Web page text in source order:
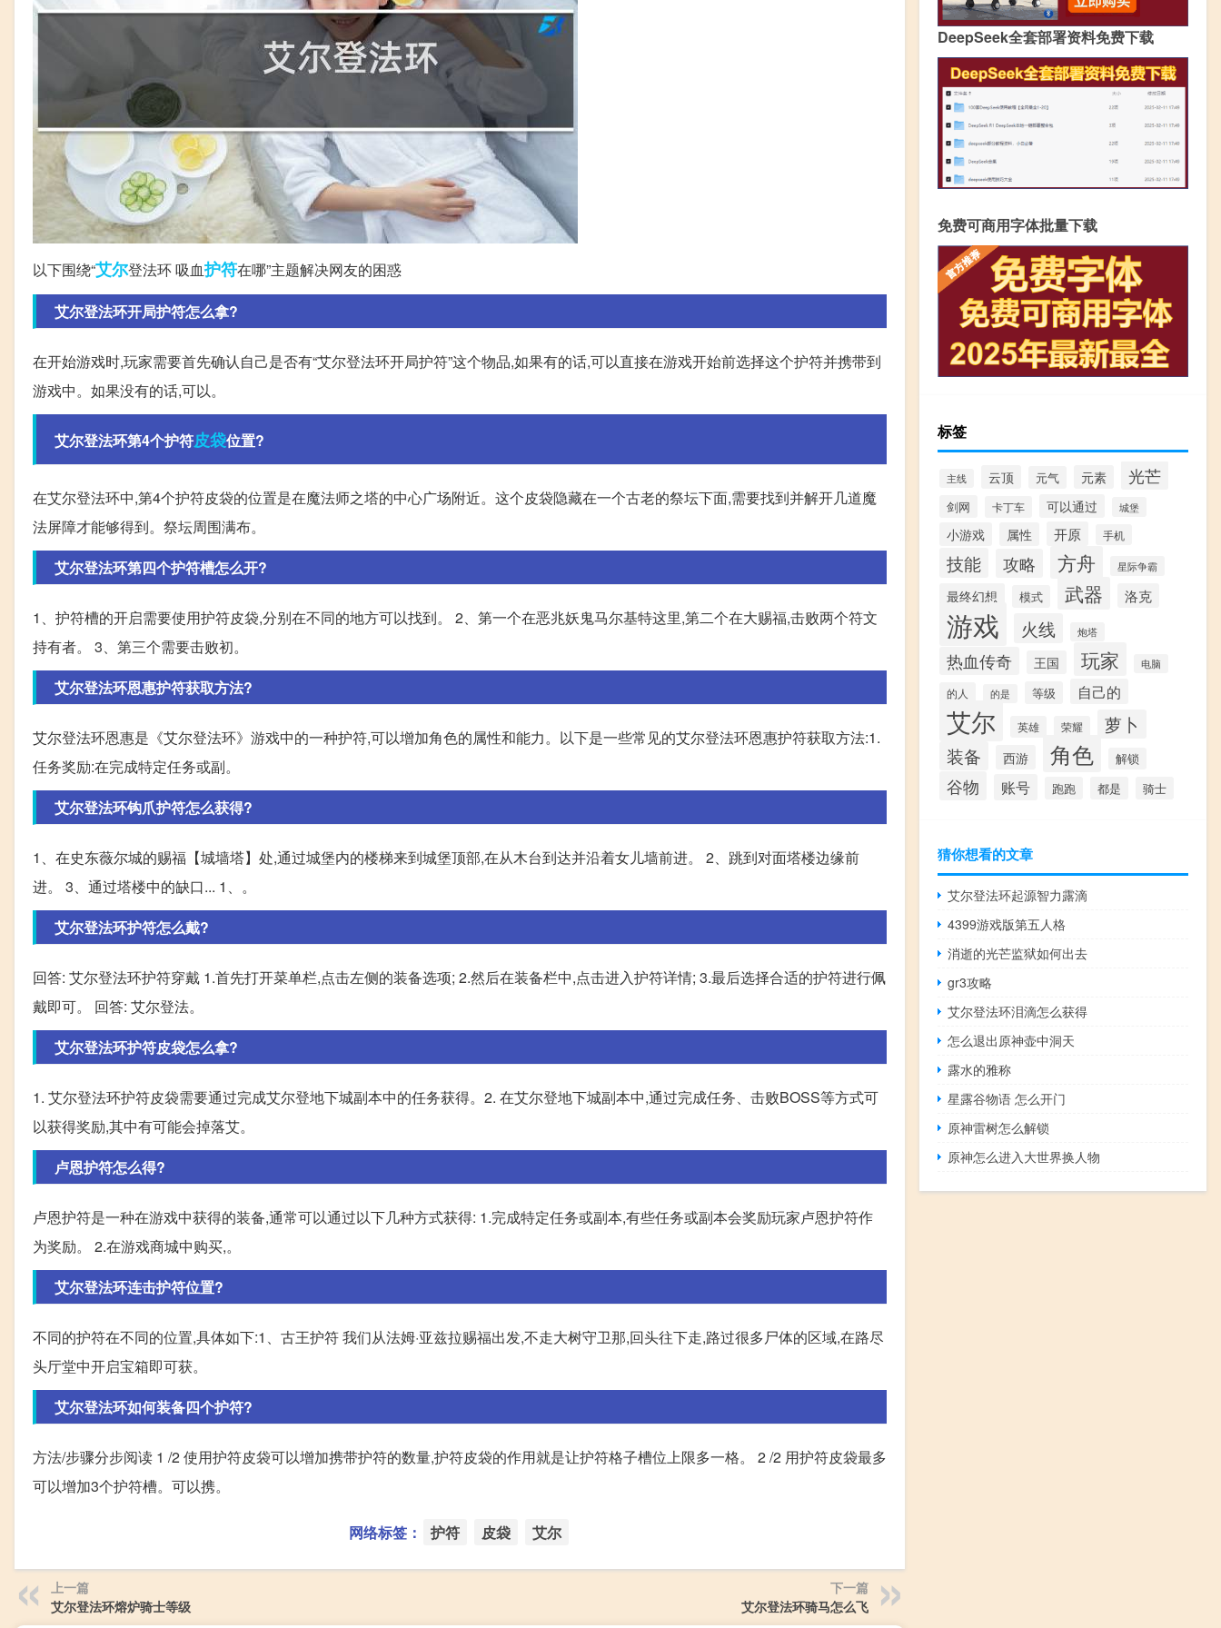
以下围绕“艾尔登法环 吸血护符在哪”主题解决网友的困惑
艾尔登法环开局护符怎么拿?
在开始游戏时,玩家需要首先确认自己是否有“艾尔登法环开局护符”这个物品,如果有的话,可以直接在游戏开始前选择这个护符并携带到
游戏中。如果没有的话,可以。
艾尔登法环第4个护符皮袋位置?
在艾尔登法环中,第4个护符皮袋的位置是在魔法师之塔的中心广场附近。这个皮袋隐藏在一个古老的祭坛下面,需要找到并解开几道魔
法屏障才能够得到。祭坛周围满布。
艾尔登法环第四个护符槽怎么开?
1、护符槽的开启需要使用护符皮袋,分别在不同的地方可以找到。 2、第一个在恶兆妖鬼马尔基特这里,第二个在大赐福,击败两个符文
持有者。 3、第三个需要击败初。
艾尔登法环恩惠护符获取方法?
艾尔登法环恩惠是《艾尔登法环》游戏中的一种护符,可以增加角色的属性和能力。以下是一些常见的艾尔登法环恩惠护符获取方法:1.
任务奖励:在完成特定任务或副。
艾尔登法环钩爪护符怎么获得?
1、在史东薇尔城的赐福【城墙塔】处,通过城堡内的楼梯来到城堡顶部,在从木台到达并沿着女儿墙前进。 2、跳到对面塔楼边缘前
进。 3、通过塔楼中的缺口... 1、。
艾尔登法环护符怎么戴?
回答: 艾尔登法环护符穿戴 1.首先打开菜单栏,点击左侧的装备选项; 2.然后在装备栏中,点击进入护符详情; 3.最后选择合适的护符进行佩
戴即可。 回答: 艾尔登法。
艾尔登法环护符皮袋怎么拿?
1. 艾尔登法环护符皮袋需要通过完成艾尔登地下城副本中的任务获得。2. 在艾尔登地下城副本中,通过完成任务、击败BOSS等方式可
以获得奖励,其中有可能会掉落艾。
卢恩护符怎么得?
卢恩护符是一种在游戏中获得的装备,通常可以通过以下几种方式获得: 1.完成特定任务或副本,有些任务或副本会奖励玩家卢恩护符作
为奖励。 2.在游戏商城中购买,。
艾尔登法环连击护符位置?
不同的护符在不同的位置,具体如下:1、古王护符 我们从法姆·亚兹拉赐福出发,不走大树守卫那,回头往下走,路过很多尸体的区域,在路尽
头厅堂中开启宝箱即可获。
艾尔登法环如何装备四个护符?
方法/步骤分步阅读 1 /2 使用护符皮袋可以增加携带护符的数量,护符皮袋的作用就是让护符格子槽位上限多一格。 2 /2 用护符皮袋最多
可以增加3个护符槽。可以携。
网络标签： 护符 皮袋 艾尔
上一篇
艾尔登法环熔炉骑士等级
下一篇
艾尔登法环骑马怎么飞
DeepSeek全套部署资料免费下载
免费可商用字体批量下载
标签
主线 云顶 元气 元素 光芒
剑网 卡丁车 可以通过 城堡
小游戏 属性 开原 手机
技能 攻略 方舟 星际争霸
最终幻想 模式 武器 洛克
游戏 火线 炮塔
热血传奇 王国 玩家 电脑
的人 的是 等级 自己的
艾尔 英雄 荣耀
萝卜
装备
西游 角色 解锁
谷物 账号 跑跑 都是 骑士
猜你想看的文章
艾尔登法环起源智力露滴
4399游戏版第五人格
消逝的光芒监狱如何出去
gr3攻略
艾尔登法环泪滴怎么获得
怎么退出原神壶中洞天
露水的雅称
星露谷物语 怎么开门
原神雷树怎么解锁
原神怎么进入大世界换人物